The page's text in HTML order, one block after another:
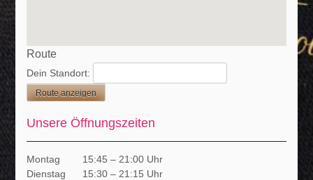
Route
Dein Standort:
Unsere Öffnungszeiten
Montag 15:45 – 21:00 Uhr
Dienstag 15:30 – 21:15 Uhr